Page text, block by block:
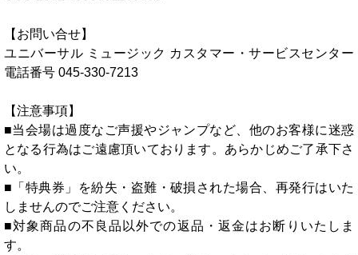
【お問い合せ】
ユニバーサル ミュージック カスタマー・サービスセンター
電話番号 045-330-7213
【注意事項】
■当会場は過度なご声援やジャンプなど、他のお客様に迷惑
となる行為はご遠慮頂いております。あらかじめご了承下さ
い。
■「特典券」を紛失・盗難・破損された場合、再発行はいた
しませんのでご注意ください。
■対象商品の不良品以外での返品・返金はお断りいたしま
す。